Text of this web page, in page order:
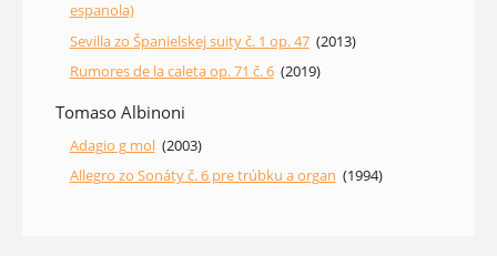
espanola)
Sevilla zo Španielskej suity č. 1 op. 47 (2013)
Rumores de la caleta op. 71 č. 6 (2019)
Tomaso Albinoni
Adagio g mol (2003)
Allegro zo Sonáty č. 6 pre trúbku a organ (1994)